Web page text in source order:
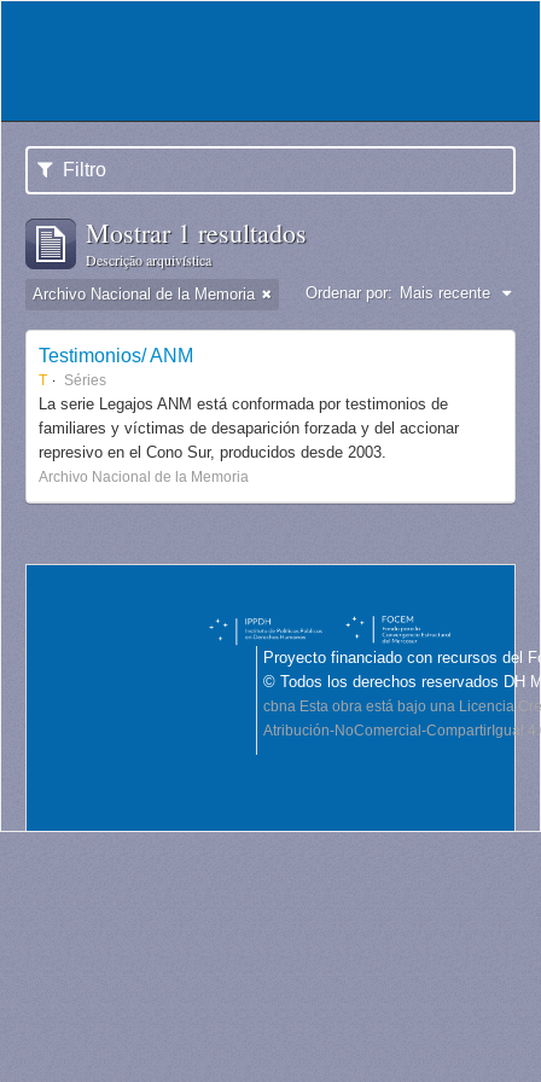
Filtro
Mostrar 1 resultados
Descrição arquivística
Archivo Nacional de la Memoria Ordenar por: Mais recente
Testimonios/ ANM
T Séries
La serie Legajos ANM está conformada por testimonios de
familiares y víctimas de desaparición forzada y del accionar
represivo en el Cono Sur, producidos desde 2003.
Archivo Nacional de la Memoria
Proyecto financiado con recursos del
© Todos los derechos reservados DH
cbna Esta obra está bajo una Licencia
Atribución-NoComercial-CompartirIgual